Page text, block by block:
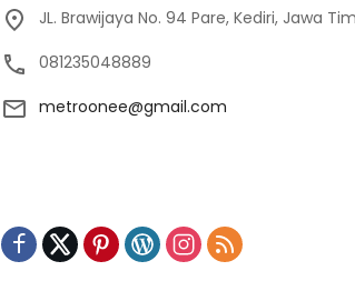
JL. Brawijaya No. 94 Pare, Kediri, Jawa
081235048889
metroonee@gmail.com